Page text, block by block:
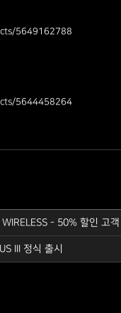
5649162788
5644458264
WIRELESS - 50% 할인 고
III 정식 출시